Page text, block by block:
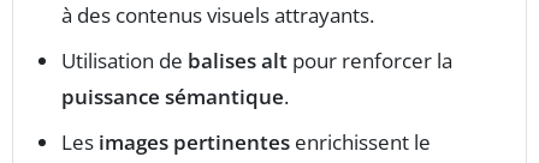
à des contenus visuels attrayants.
Utilisation de balises alt pour renforcer la
puissance sémantique.
Les images pertinentes enrichissent le